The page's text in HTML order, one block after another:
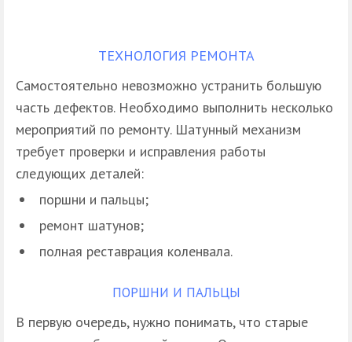
ТЕХНОЛОГИЯ РЕМОНТА
Самостоятельно невозможно устранить большую
часть дефектов. Необходимо выполнить несколько
мероприятий по ремонту. Шатунный механизм
требует проверки и исправления работы
следующих деталей:
поршни и пальцы;
ремонт шатунов;
полная реставрация коленвала.
ПОРШНИ И ПАЛЬЦЫ
В первую очередь, нужно понимать, что старые